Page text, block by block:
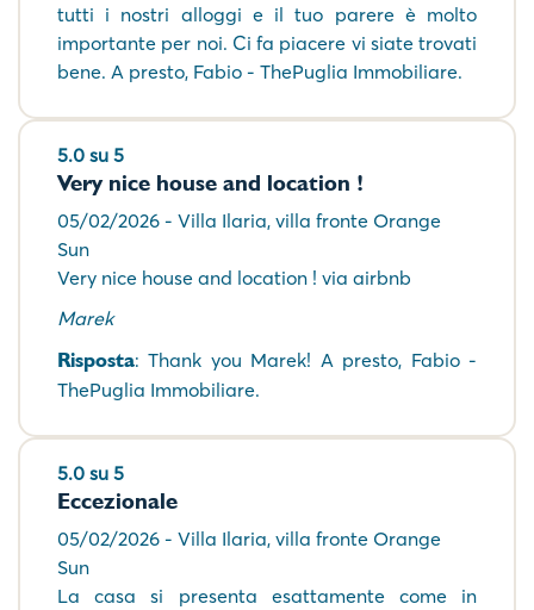
tutti i nostri alloggi e il tuo parere è molto
importante per noi. Ci fa piacere vi siate trovati
bene. A presto, Fabio - ThePuglia Immobiliare.
5.0 su 5
Very nice house and location !
05/02/2026 - Villa Ilaria, villa fronte Orange
Sun
Very nice house and location ! via airbnb
Marek
Risposta: Thank you Marek! A presto, Fabio -
ThePuglia Immobiliare.
5.0 su 5
Eccezionale
05/02/2026 - Villa Ilaria, villa fronte Orange
Sun
La casa si presenta esattamente come in